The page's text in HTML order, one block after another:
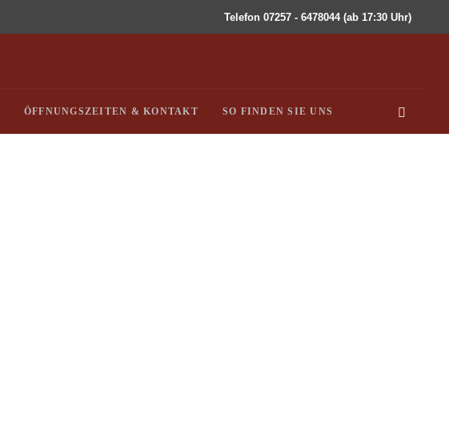
Telefon 07257 - 6478044 (ab 17:30 Uhr)
ÖFFNUNGSZEITEN & KONTAKT SO FINDEN SIE UNS